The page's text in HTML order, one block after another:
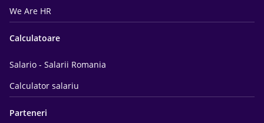
We Are HR
Calculatoare
Salario - Salarii Romania
Calculator salariu
Parteneri